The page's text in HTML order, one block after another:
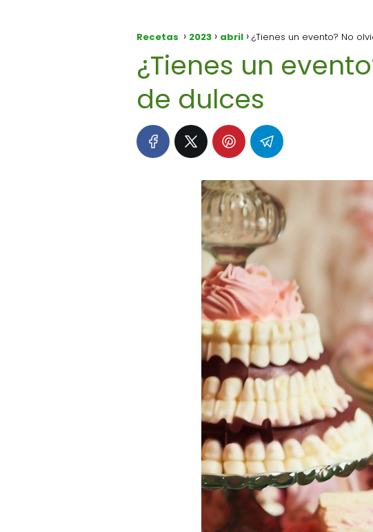
Recetas 2023 abril ¿Tienes un evento? No
¿Tienes un
de dulces